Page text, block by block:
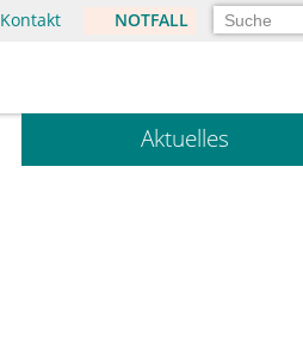
Kontakt NOTFALL Suchen
Aktuelles